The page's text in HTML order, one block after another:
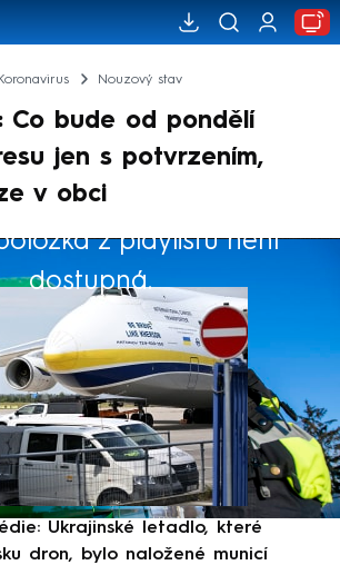
Koronavirus Nouzový stav
Co bude od pondělí
jen s potvrzením,
v obci
z playlistu není
dostupná.
Ukrajinské letadlo, které
dron, bylo naložené municí